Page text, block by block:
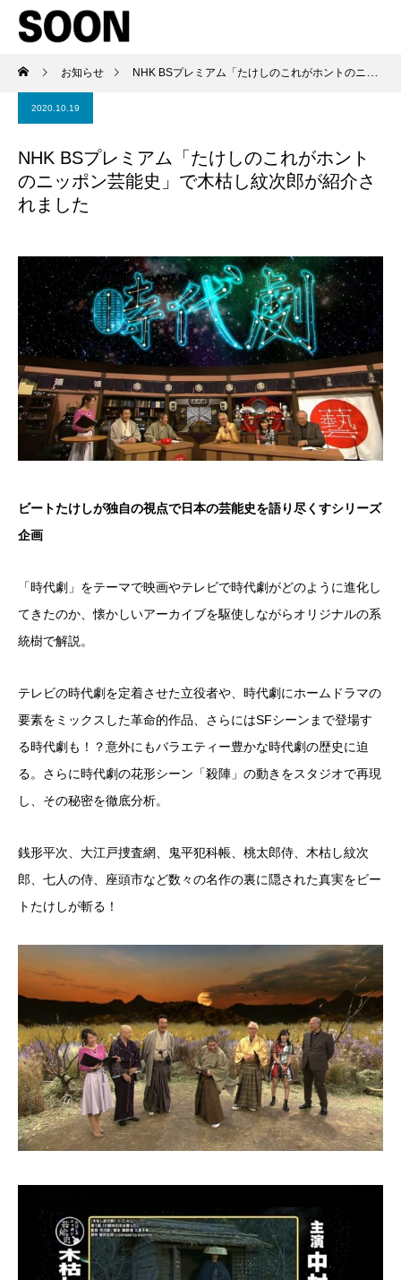
お知らせ NHK BSプレミアム「たけしのこれがホントのニッポン芸能史」で木枯し紋次郎が紹介されました
2020.10.19
NHK BSプレミアム「たけしのこれがホント
のニッポン芸能史」で木枯し紋次郎が紹介さ
れました
ビートたけしが独自の視点で日本の芸能史を語り尽くすシリーズ
企画
「時代劇」をテーマで映画やテレビで時代劇がどのように進化し
てきたのか、懐かしいアーカイブを駆使しながらオリジナルの系
統樹で解説。
テレビの時代劇を定着させた立役者や、時代劇にホームドラマの
要素をミックスした革命的作品、さらにはSFシーンまで登場す
る時代劇も！？意外にもバラエティー豊かな時代劇の歴史に迫
る。さらに時代劇の花形シーン「殺陣」の動きをスタジオで再現
し、その秘密を徹底分析。
銭形平次、大江戸捜査網、鬼平犯科帳、桃太郎侍、木枯し紋次
郎、七人の侍、座頭市など数々の名作の裏に隠された真実をビー
トたけしが斬る！